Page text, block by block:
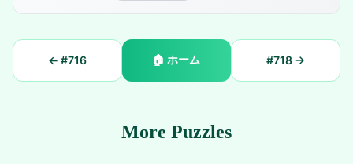
← #716 🏠ホーム #718→
More Puzzles